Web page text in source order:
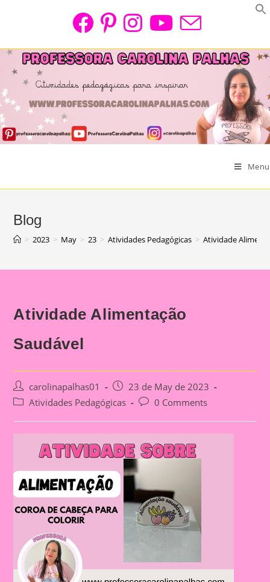
Menu
Blog
> 2023 > May > 23 > Atividades Pedagógicas > Atividade
Atividade Alimentação
Saudável
Post
author:
carolinapalhas01
Post
published:
23 de May de 2023
PostAtividades Pedagógicas
Post0 Comments